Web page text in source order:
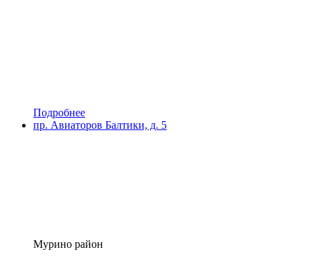
Подробнее
пр. Авиаторов Балтики, д. 5
Мурино район